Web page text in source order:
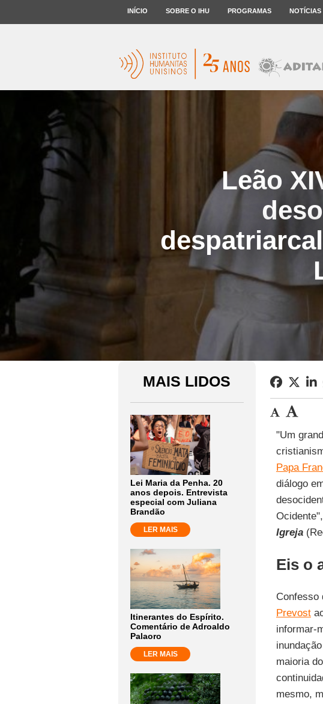
INÍCIO SOBRE O IHU PROGRAMAS NOTÍCIAS
Leão
MAIS LIDOS
Lei Maria da Penha. 20
anos depois. Entrevista
especial com Juliana
Brandão
LER MAIS
Itinerantes do Espírito.
Comentário de Adroaldo
Palaoro
LER MAIS
"Um
Papa
diálogo
Igreja
Eis o
Confesso
Prevost
informar-
maioria
mesmo,